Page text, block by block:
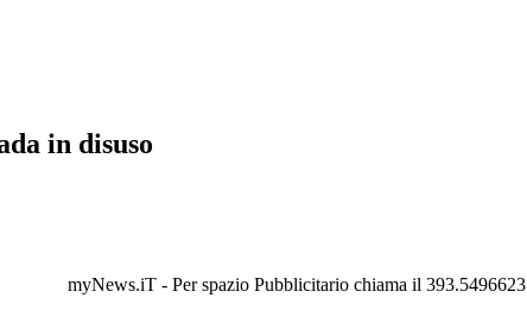
in disuso
myNews.iT - Per spazio Pubblicitario chiama il 393.5496623